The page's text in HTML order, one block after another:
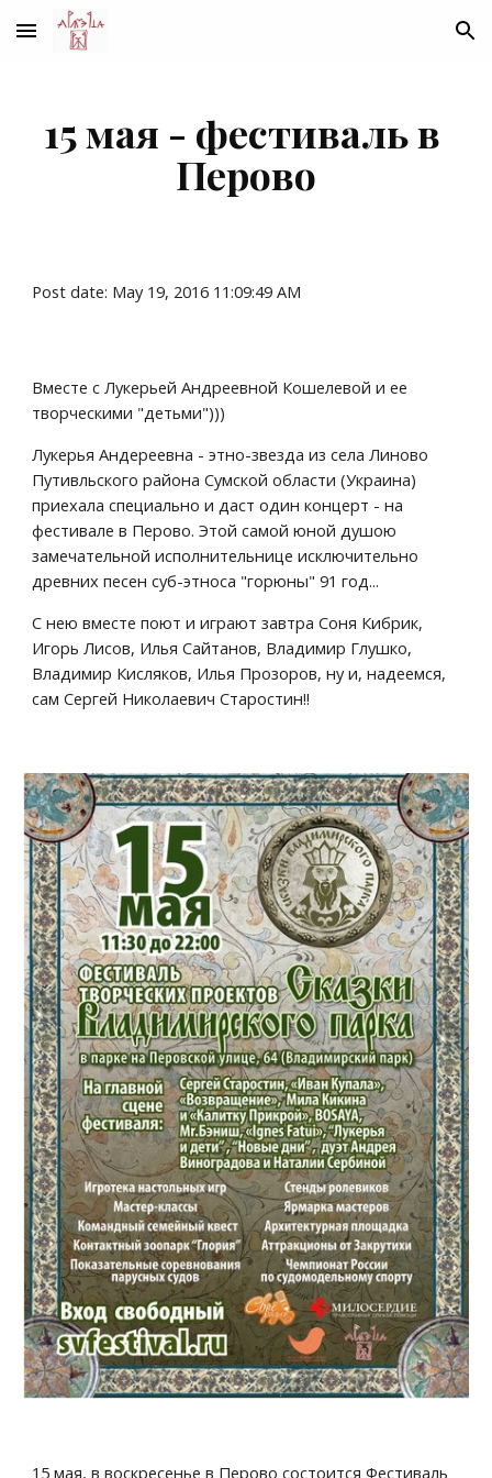
Skip to main content Skip to navigation
15 мая - фестиваль в
Перово
Post date: May 19, 2016 11:09:49 AM
Вместе с Лукерьей Андреевной Кошелевой и ее
творческими "детьми")))
Лукерья Андереевна - этно-звезда из села Линово
Путивльского района Сумской области (Украина)
приехала специально и даст один концерт - на
фестивале в Перово. Этой самой юной душою
замечательной исполнительнице исключительно
древних песен суб-этноса "горюны" 91 год...
С нею вместе поют и играют завтра Соня Кибрик,
Игорь Лисов, Илья Сайтанов, Владимир Глушко,
Владимир Кисляков, Илья Прозоров, ну и, надеемся,
сам Сергей Николаевич Старостин!!
15 мая, в воскресенье в Перово состоится Фестиваль